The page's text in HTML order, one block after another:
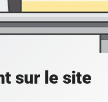
sur le site